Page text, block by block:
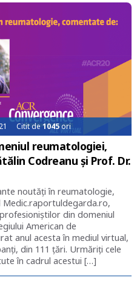
Citit de1045ori
reumatologiei,
Codreanu și Prof. Dr.
noutăți în reumatologie,
Medic.raportuldegarda.ro,
din domeniul
American de
anul acesta în mediul virtual,
din 111 țări. Urmăriți cele
în cadrul acestui […]